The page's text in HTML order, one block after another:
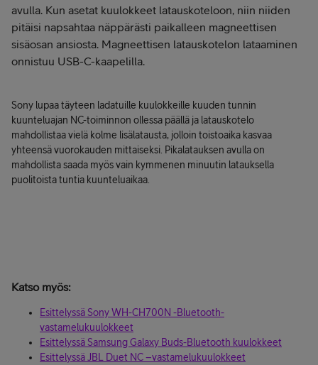
avulla. Kun asetat kuulokkeet latauskoteloon, niin niiden
pitäisi napsahtaa näppärästi paikalleen magneettisen
sisäosan ansiosta. Magneettisen latauskotelon lataaminen
onnistuu USB-C-kaapelilla.
Sony lupaa täyteen ladatuille kuulokkeille kuuden tunnin
kuunteluajan NC-toiminnon ollessa päällä ja latauskotelo
mahdollistaa vielä kolme lisälatausta, jolloin toistoaika kasvaa
yhteensä vuorokauden mittaiseksi. Pikalatauksen avulla on
mahdollista saada myös vain kymmenen minuutin latauksella
puolitoista tuntia kuunteluaikaa.
Katso myös:
Esittelyssä Sony WH-CH700N -Bluetooth-
vastamelukuulokkeet
Esittelyssä Samsung Galaxy Buds-Bluetooth kuulokkeet
Esittelyssä JBL Duet NC –vastamelukuulokkeet